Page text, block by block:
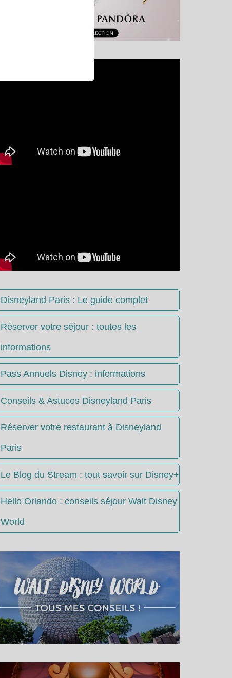
Disneyland Paris : Le guide complet
Réserver votre séjour : toutes les
informations
Pass Annuels Disney : informations
Conseils & Astuces Disneyland Paris
Réserver votre restaurant à Disneyland
Paris
Le Blog du Stream : tout savoir sur Disney+
Hello Orlando : conseils séjour Walt Disney
World